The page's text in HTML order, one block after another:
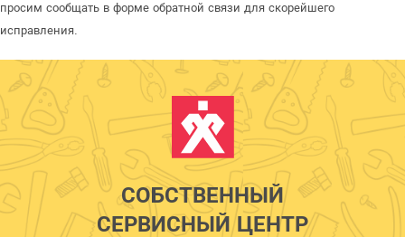
просим сообщать в форме обратной связи для скорейшего
исправления.
СОБСТВЕННЫЙ
СЕРВИСНЫЙ ЦЕНТР